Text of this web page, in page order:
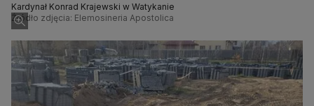
Kardynał Konrad Krajewski w Watykanie
Źródło zdjęcia: Elemosineria Apostolica